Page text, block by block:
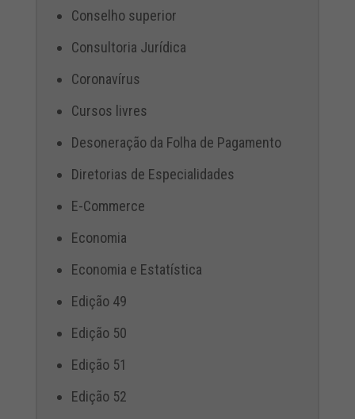
Conselho superior
Consultoria Jurídica
Coronavírus
Cursos livres
Desoneração da Folha de Pagamento
Diretorias de Especialidades
E-Commerce
Economia
Economia e Estatística
Edição 49
Edição 50
Edição 51
Edição 52